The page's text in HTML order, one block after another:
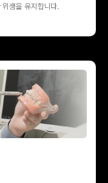
생을 유지합니다.
계획 수립